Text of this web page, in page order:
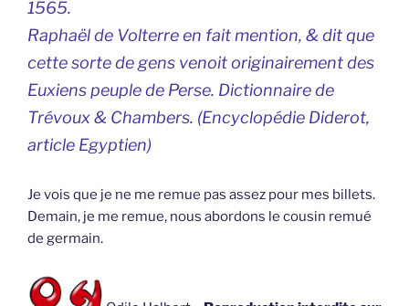
1565.
Raphaël de Volterre en fait mention, & dit que
cette sorte de gens venoit originairement des
Euxiens peuple de Perse. Dictionnaire de
Trévoux & Chambers. (Encyclopédie Diderot,
article Egyptien)
Je vois que je ne me remue pas assez pour mes billets.
Demain, je me remue, nous abordons le cousin remué
de germain.